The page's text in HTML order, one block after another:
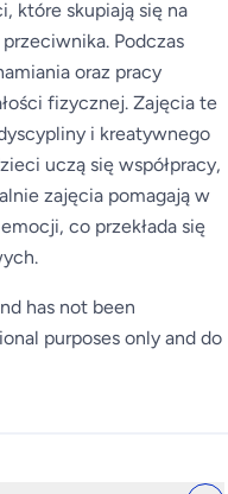
które skupiają się na
Podczas
oraz pracy
fizycznej. Zajęcia te
i kreatywnego
uczą się współpracy,
zajęcia pomagają w
co przekłada się
has not been
purposes only and do